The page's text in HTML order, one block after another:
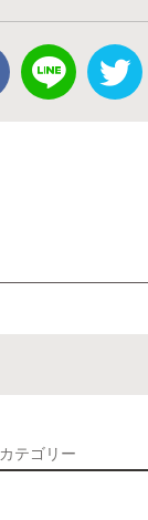
カテゴリー